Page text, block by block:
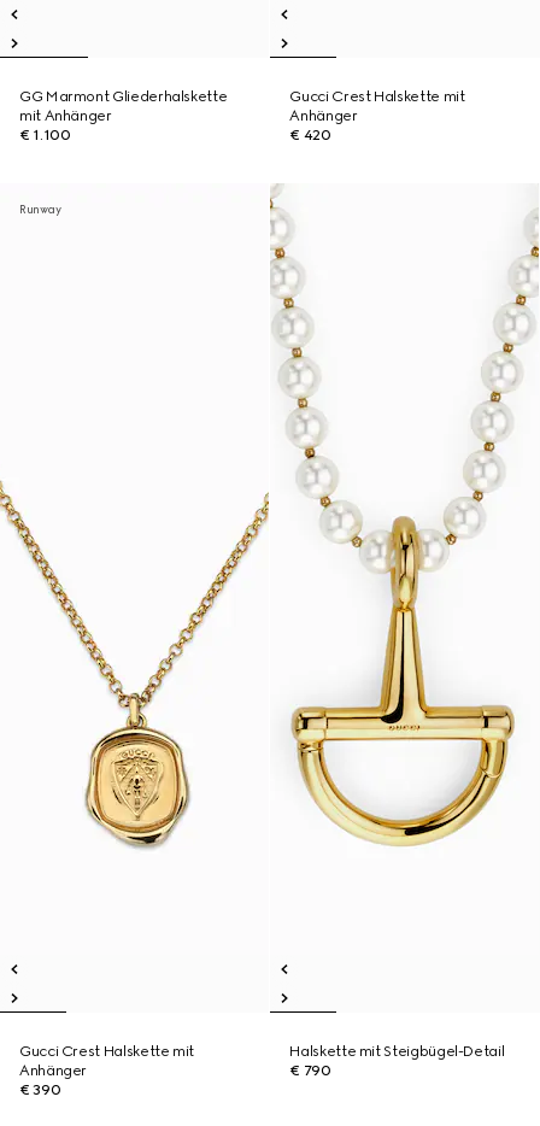
GG Marmont Gliederhalskette
mit Anhänger
€ 1.100
Gucci Crest Halskette mit
Anhänger
€ 420
Runway
Gucci Crest Halskette mit
Anhänger
€ 390
Halskette mit Steigbügel-Detail
€ 790